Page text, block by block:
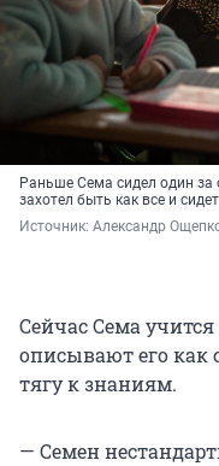
Раньше Сема сидел один за
захотел быть как все и
Источник: Александр
Сейчас Сема
описывают его как
тягу к знаниям.
— Семен